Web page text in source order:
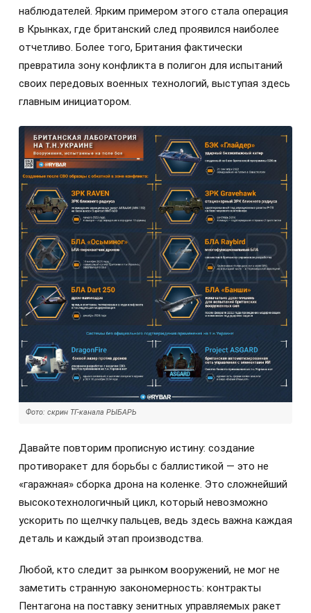
наблюдателей. Ярким примером этого стала операция
в Крынках, где британский след проявился наиболее
отчетливо. Более того, Британия фактически
превратила зону конфликта в полигон для испытаний
своих передовых военных технологий, выступая здесь
главным инициатором.
Фото: скрин ТГ-канала РЫБАРЬ
Давайте повторим прописную истину: создание
противоракет для борьбы с баллистикой — это не
«гаражная» сборка дрона на коленке. Это сложнейший
высокотехнологичный цикл, который невозможно
ускорить по щелчку пальцев, ведь здесь важна каждая
деталь и каждый этап производства.
Любой, кто следит за рынком вооружений, не мог не
заметить странную закономерность: контракты
Пентагона на поставку зенитных управляемых ракет